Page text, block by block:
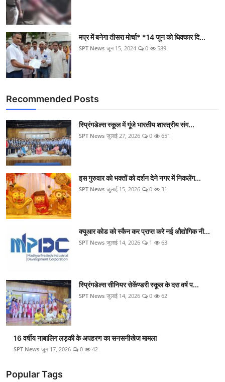
मप्र में बनेगा तीसरा मोर्चा* *14 जून को धिक्कार दि...
SPT News जून 15, 2024 0 589
Recommended Posts
स्प्रिंगडेल्स स्कूल में गूंजे भारतीय शास्त्रीय संग...
SPT News जुलाई 27, 2026 0 651
इस गुरुवार को भक्तों को दर्शन देने नगर में निकलेंग...
SPT News जुलाई 15, 2026 0 31
क्यूआर कोड को स्कैन कर प्राप्त करे नई औद्योगिक नी...
SPT News जुलाई 14, 2026 1 63
स्प्रिंगडेल्स सीनियर सेकेंण्डरी स्कूल के दस वर्ष प...
SPT News जुलाई 14, 2026 0 62
16 वर्षीय नाबालिग लड़की के अपहरण का सनसनीखेज मामला
SPT News जून 17, 2026 0 42
Popular Tags